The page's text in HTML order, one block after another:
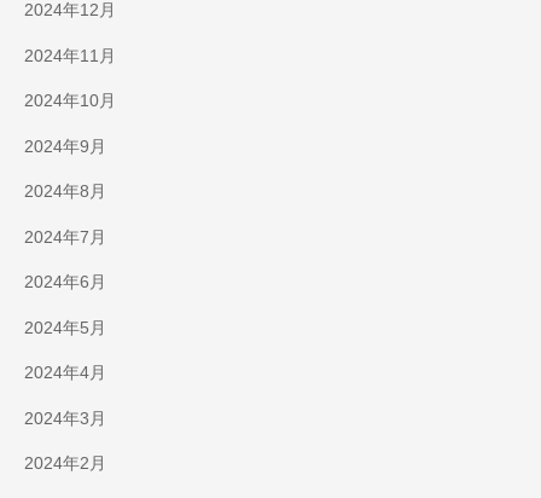
2024年12月
2024年11月
2024年10月
2024年9月
2024年8月
2024年7月
2024年6月
2024年5月
2024年4月
2024年3月
2024年2月